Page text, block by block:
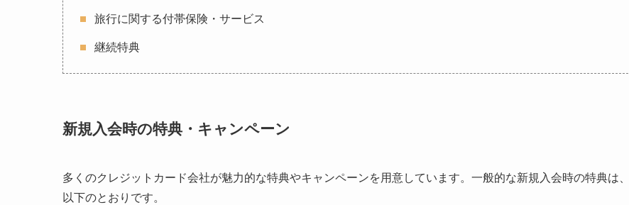
旅行に関する付帯保険・サービス
継続特典
新規入会時の特典・キャンペーン
多くのクレジットカード会社が魅力的な特典やキャンペーンを用意しています。一般的な新規入会時の特典は、
以下のとおりです。